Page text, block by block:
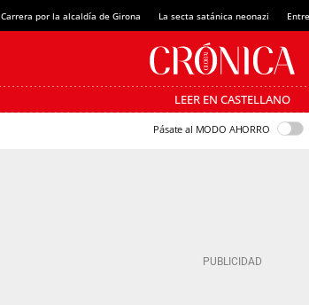
Carrera por la alcaldía de Girona La secta satánica neonazi
LEER EN CASTELLANO
Pásate al MODO AHORRO